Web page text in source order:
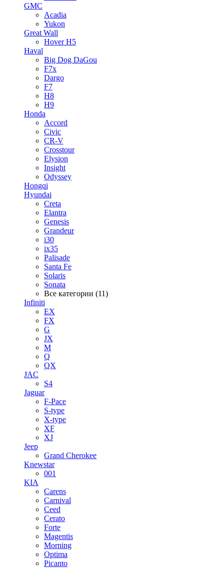
GMC
Acadia
Yukon
Great Wall
Hover H5
Haval
Big Dog DaGou
F7x
Dargo
F7
H8
H9
Honda
Accord
Civic
CR-V
Crosstour
Elysion
Insight
Odyssey
Hongqi
Hyundai
Creta
Elantra
Genesis
Grandeur
i30
ix35
Palisade
Santa Fe
Solaris
Sonata
Все категории (11)
Infiniti
EX
FX
G
JX
M
Q
QX
JAC
S4
Jaguar
F-Pace
S-type
X-type
XF
XJ
Jeep
Grand Cherokee
Knewstar
001
KIA
Carens
Carnival
Ceed
Cerato
Forte
Magentis
Morning
Optima
Picanto